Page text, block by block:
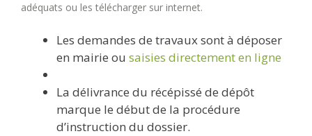
adéquats ou les télécharger sur internet.
Les demandes de travaux sont à déposer
en mairie ou saisies directement en ligne
La délivrance du récépissé de dépôt
marque le début de la procédure
d’instruction du dossier.